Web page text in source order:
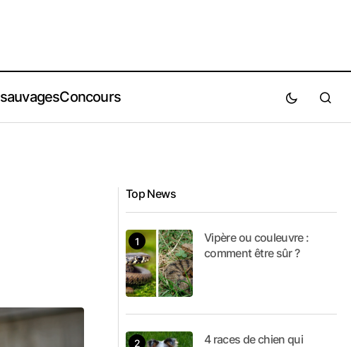
Concours
Top News
Vipère ou couleuvre :
comment être sûr ?
4 races de chien qui